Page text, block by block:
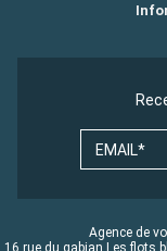
EMAIL*
Agence de
16 rue du gabian Les flots